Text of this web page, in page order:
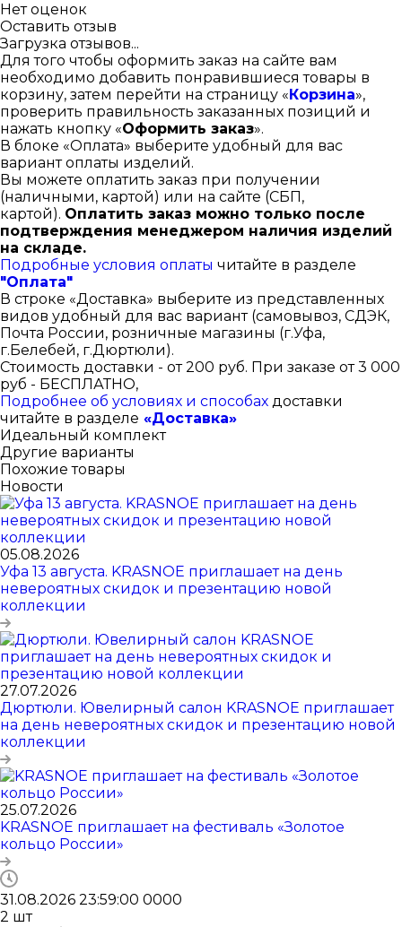
Нет оценок
Оставить отзыв
Загрузка отзывов...
Для того чтобы оформить заказ на сайте вам
необходимо добавить понравившиеся товары в
корзину, затем перейти на страницу «Корзина»,
проверить правильность заказанных позиций и
нажать кнопку «Оформить заказ».
В блоке «Оплата» выберите удобный для вас
вариант оплаты изделий.
Вы можете оплатить заказ при получении
(наличными, картой) или на сайте (СБП,
картой). Оплатить заказ можно только после
подтверждения менеджером наличия изделий
на складе.
Подробные условия оплаты читайте в разделе
"Оплата"
В строке «Доставка» выберите из представленных
видов удобный для вас вариант (самовывоз, СДЭК,
Почта России, розничные магазины (г.Уфа,
г.Белебей, г.Дюртюли).
Стоимость доставки - от 200 руб. При заказе от 3 000
руб - БЕСПЛАТНО,
Подробнее об условиях и способах доставки
читайте в разделе «Доставка»
Идеальный комплект
Другие варианты
Похожие товары
Новости
05.08.2026
Уфа 13 августа. KRASNOE приглашает на день
невероятных скидок и презентацию новой
коллекции
27.07.2026
Дюртюли. Ювелирный салон KRASNOE приглашает
на день невероятных скидок и презентацию новой
коллекции
25.07.2026
KRASNOE приглашает на фестиваль «Золотое
кольцо России»
31.08.2026 23:59:00 0000
2 шт